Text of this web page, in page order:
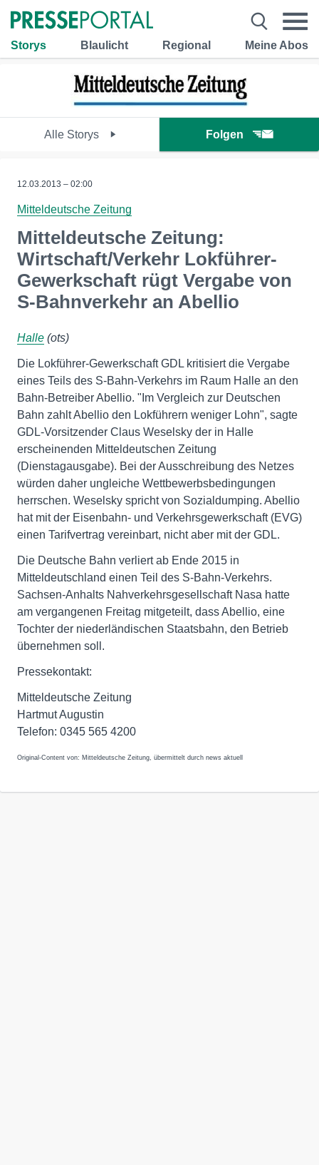
Storys Blaulicht Regional Meine Abos
Alle Storys Folgen
12.03.2013 – 02:00
Mitteldeutsche Zeitung
Mitteldeutsche Zeitung:
Wirtschaft/Verkehr Lokführer-
Gewerkschaft rügt Vergabe von
S-Bahnverkehr an Abellio
Halle (ots)
Die Lokführer-Gewerkschaft GDL kritisiert die Vergabe
eines Teils des S-Bahn-Verkehrs im Raum Halle an den
Bahn-Betreiber Abellio. "Im Vergleich zur Deutschen
Bahn zahlt Abellio den Lokführern weniger Lohn", sagte
GDL-Vorsitzender Claus Weselsky der in Halle
erscheinenden Mitteldeutschen Zeitung
(Dienstagausgabe). Bei der Ausschreibung des Netzes
würden daher ungleiche Wettbewerbsbedingungen
herrschen. Weselsky spricht von Sozialdumping. Abellio
hat mit der Eisenbahn- und Verkehrsgewerkschaft (EVG)
einen Tarifvertrag vereinbart, nicht aber mit der GDL.
Die Deutsche Bahn verliert ab Ende 2015 in
Mitteldeutschland einen Teil des S-Bahn-Verkehrs.
Sachsen-Anhalts Nahverkehrsgesellschaft Nasa hatte
am vergangenen Freitag mitgeteilt, dass Abellio, eine
Tochter der niederländischen Staatsbahn, den Betrieb
übernehmen soll.
Pressekontakt:
Mitteldeutsche Zeitung
Hartmut Augustin
Telefon: 0345 565 4200
Original-Content von: Mitteldeutsche Zeitung, übermittelt durch news aktuell